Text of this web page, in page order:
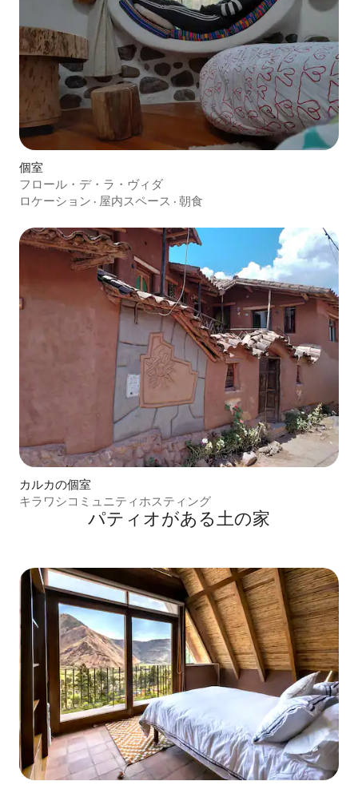
個室
フロール・デ・ラ・ヴィダ
ロケーション · 屋内スペース · 朝食
カルカの個室
キラワシコミュニティホスティング
パティオがある土の家